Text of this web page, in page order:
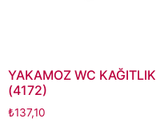
YAKAMOZ WC KAĞITLIK
(4172)
₺137,10